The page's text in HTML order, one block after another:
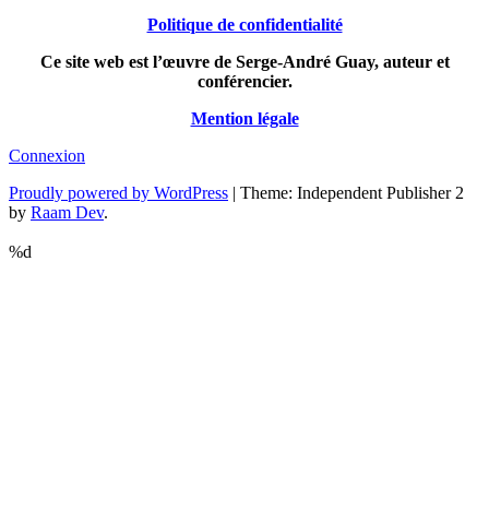
Politique de confidentialité
Ce site web est l’œuvre de Serge-André Guay, auteur et
conférencier.
Mention légale
Connexion
Proudly powered by WordPress | Theme: Independent Publisher 2
by Raam Dev.
%d